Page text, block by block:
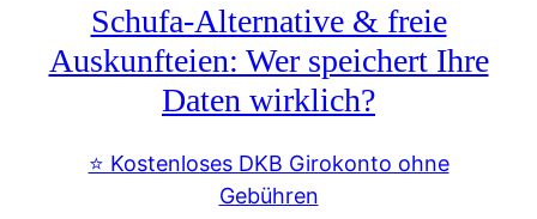
Schufa-Alternative & freie
Auskunfteien: Wer speichert Ihre
Daten wirklich?
⭐️ Kostenloses DKB Girokonto ohne
Gebühren